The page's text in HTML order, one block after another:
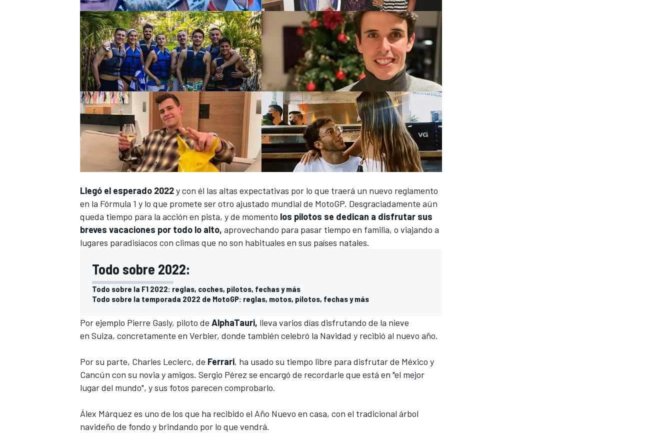
Llegó el esperado 2022y con él las altas expectativas por lo que traerá un nuevo reglamento
en la Fórmula 1 y lo que promete ser otro ajustado mundial de MotoGP. Desgraciadamente aún
queda tiempo para la acción en pista, y de momento los pilotos se dedican a disfrutar sus
breves vacaciones por todo lo alto, aprovechando para pasar tiempo en familia, o viajando a
lugares paradisíacos con climas que no son habituales en sus países natales.
Todo sobre 2022:
Todo sobre la F1 2022: reglas, coches, pilotos, fechas y más
Todo sobre la temporada 2022 de MotoGP: reglas, motos, pilotos, fechas y más
Por ejemplo Pierre Gasly, piloto de AlphaTauri, lleva varios días disfrutando de la nieve
en Suiza, concretamente en Verbier, donde también celebró la Navidad y recibió al nuevo año.
Por su parte, Charles Leclerc, de Ferrari, ha usado su tiempo libre para disfrutar de México y
Cancún con su novia y amigos. Sergio Pérez se encargó de recordarle que está en "el mejor
lugar del mundo", y sus fotos parecen comprobarlo.
Álex Márquez es uno de los que ha recibido el Año Nuevo en casa, con el tradicional árbol
navideño de fondo y brindando por lo que vendrá.